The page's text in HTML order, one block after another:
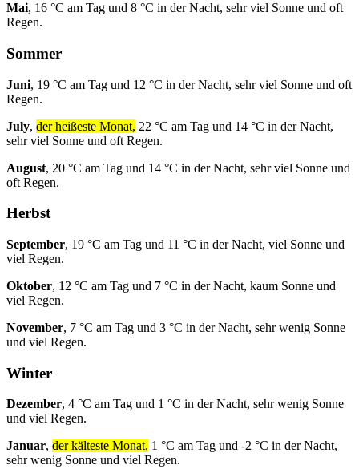
Mai, 16 °C am Tag und 8 °C in der Nacht, sehr viel Sonne und oft
Regen.
Sommer
Juni, 19 °C am Tag und 12 °C in der Nacht, sehr viel Sonne und oft
Regen.
July, der heißeste Monat, 22 °C am Tag und 14 °C in der Nacht,
sehr viel Sonne und oft Regen.
August, 20 °C am Tag und 14 °C in der Nacht, sehr viel Sonne und
oft Regen.
Herbst
September, 19 °C am Tag und 11 °C in der Nacht, viel Sonne und
viel Regen.
Oktober, 12 °C am Tag und 7 °C in der Nacht, kaum Sonne und
viel Regen.
November, 7 °C am Tag und 3 °C in der Nacht, sehr wenig Sonne
und viel Regen.
Winter
Dezember, 4 °C am Tag und 1 °C in der Nacht, sehr wenig Sonne
und viel Regen.
Januar, der kälteste Monat, 1 °C am Tag und -2 °C in der Nacht,
sehr wenig Sonne und viel Regen.